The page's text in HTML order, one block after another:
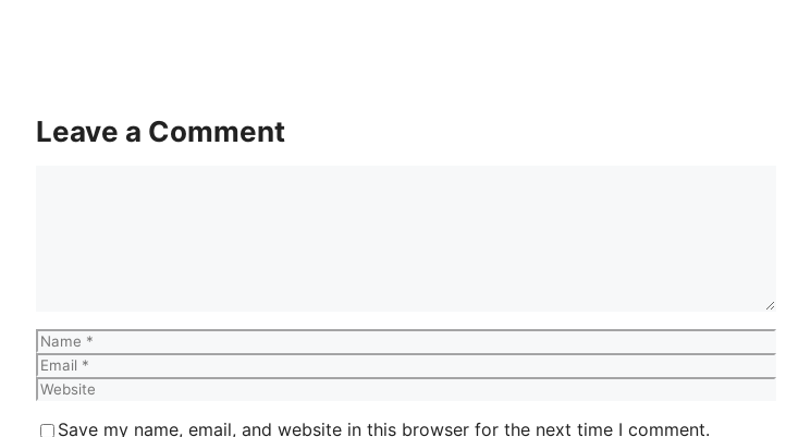
Leave a Comment
Name
Email
Website
Save my name, email, and website in this browser for the next time I comment.